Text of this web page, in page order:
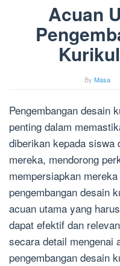
Acuan
By Masa
Pengembangan desain
penting dalam
diberikan kepada siswa
mereka, mendorong
mempersiapkan
pengembangan desain
acuan utama yang
dapat efektif dan
secara detail mengenai
pengembangan desain